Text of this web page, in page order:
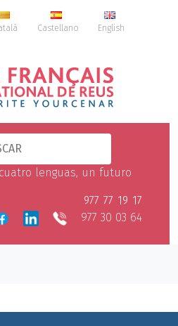
Castellano English
lenguas, un futuro
977 77 19 17
977 30 03 64